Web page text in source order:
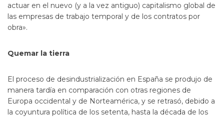
actuar en el nuevo (y a la vez antiguo) capitalismo global de
las empresas de trabajo temporal y de los contratos por
obra».
Quemar la tierra
El proceso de desindustrialización en España se produjo de
manera tardía en comparación con otras regiones de
Europa occidental y de Norteamérica, y se retrasó, debido a
la coyuntura política de los setenta, hasta la década de los